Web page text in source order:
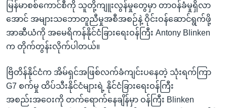
သို့
ကျော်
ရန်
မြန်မာစစ်ကောင်စီကို သူတို့ကျူးလွန်မှုတွေမှာ တာဝန်ခံမှုရှိလာ
အောင် အများသဘောတူညီမှုအစီအစဉ်နဲ့ ဝိုင်းဝန်ဆောင်ရွက်ဖို့
အာဆီယံကို အမေရိကန်နိုင်ငံခြားရေးဝန်ကြီး Antony Blinken
က တိုက်တွန်းလိုက်ပါတယ်။
ဗြိတိန်နိုင်ငံက အိမ်ရှင်အဖြစ်လက်ခံကျင်းပနေတဲ့ သုံးရက်ကြာ
G7 စက်မှု ထိပ်သီးနိုင်ငံများရဲ့ နိုင်ငံခြားရေးဝန်ကြီး
အစည်းအဝေးကို တက်ရောက်နေချိန်မှာ ဝန်ကြီး Blinken